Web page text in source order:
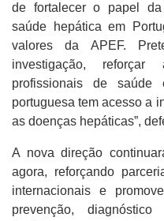
de fortalecer o papel
saúde hepática em
valores da APEF.
investigação,
profissionais de
portuguesa tem acesso a
as doenças hepáticas”,
A nova direção
agora, reforçando
internacionais e
prevenção,